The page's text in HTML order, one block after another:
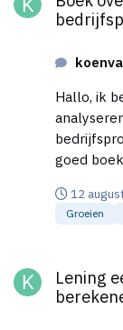
Hallo, ik ben op zoek naar een goed boek over het
goed
12
Groeien
Lening